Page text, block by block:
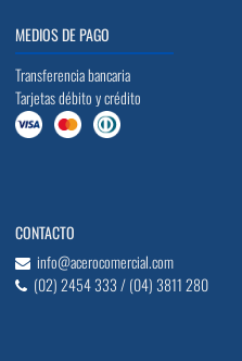
MEDIOS DE PAGO
Transferencia bancaria
Tarjetas débito y crédito
CONTACTO
info@acerocomercial.com
(02) 2454 333 / (04) 3811 280